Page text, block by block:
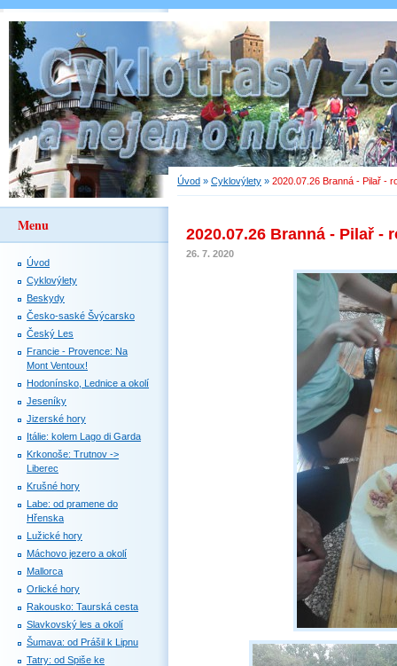
Úvod » Cyklovýlety » 2020.07.26 Branná - Pilař -
2020.07.26 Branná - Pilař -
26. 7. 2020
Menu
Úvod
Cyklovýlety
Beskydy
Česko-saské Švýcarsko
Český Les
Francie - Provence: Na
Mont Ventoux!
Hodonínsko, Lednice a okolí
Jeseníky
Jizerské hory
Itálie: kolem Lago di Garda
Krkonoše: Trutnov ->
Liberec
Krušné hory
Labe: od pramene do
Hřenska
Lužické hory
Máchovo jezero a okolí
Mallorca
Orlické hory
Rakousko: Taurská cesta
Slavkovský les a okolí
Šumava: od Prášil k Lipnu
Tatry: od Spiše ke